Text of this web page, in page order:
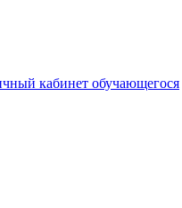
кабинет обучающегося